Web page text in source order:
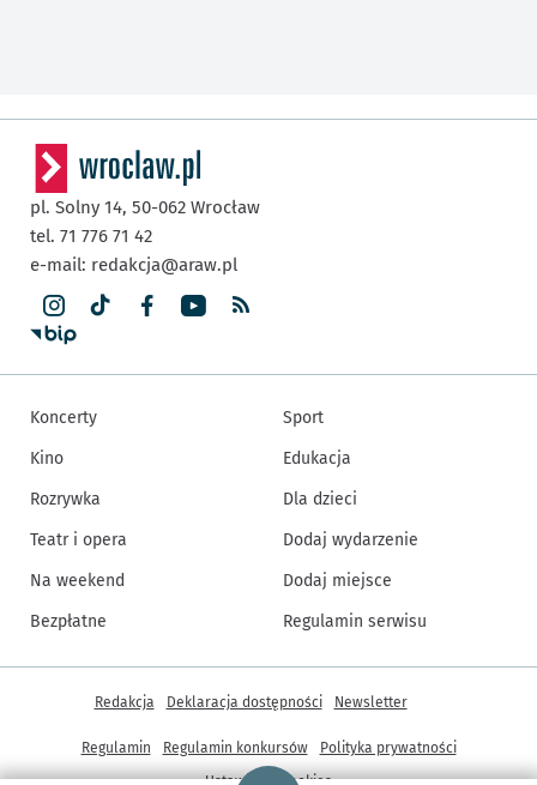
Strona główna - wroclaw.pl
pl. Solny 14, 50-062 Wrocław
tel. 71 776 71 42
e-mail: redakcja@araw.pl
Koncerty
Kino
Rozrywka
Teatr i opera
Na weekend
Bezpłatne
Sport
Edukacja
Dla dzieci
Dodaj wydarzenie
Dodaj miejsce
Regulamin serwisu
Inne informacje
Redakcja Deklaracja dostępności Newsletter
Regulamin Regulamin konkursów
Polityka prywatności
Ustawienia cookies